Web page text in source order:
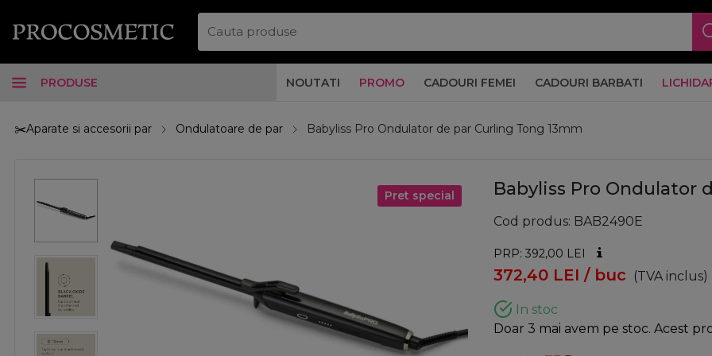
PRODUSE NOUTATI PROMO CADOURI FEMEI CADOURI BARBATI
✂️Aparate si accesorii par Ondulatoare de par Babyliss Pro Ondulator de par Curling Tong 13mm
Pret special Babyliss Pro Ondulator
Cod produs BAB2490E
PRP: 392,00 LEI
372,40 LEI / buc (TVA inclus)
In stoc
Doar 3 mai avem pe stoc. Acest